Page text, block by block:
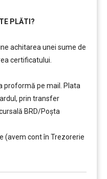
PLĂTI?
achitarea unei sume de
certificatului.
proformă pe mail. Plata
prin transfer
BRD/Poșta
(avem cont în Trezorerie